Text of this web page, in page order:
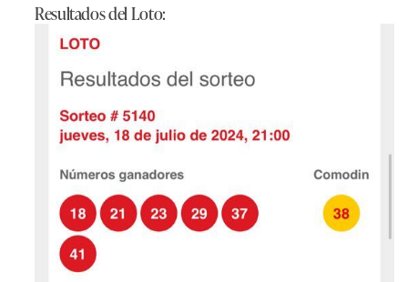
Resultados del Loto: